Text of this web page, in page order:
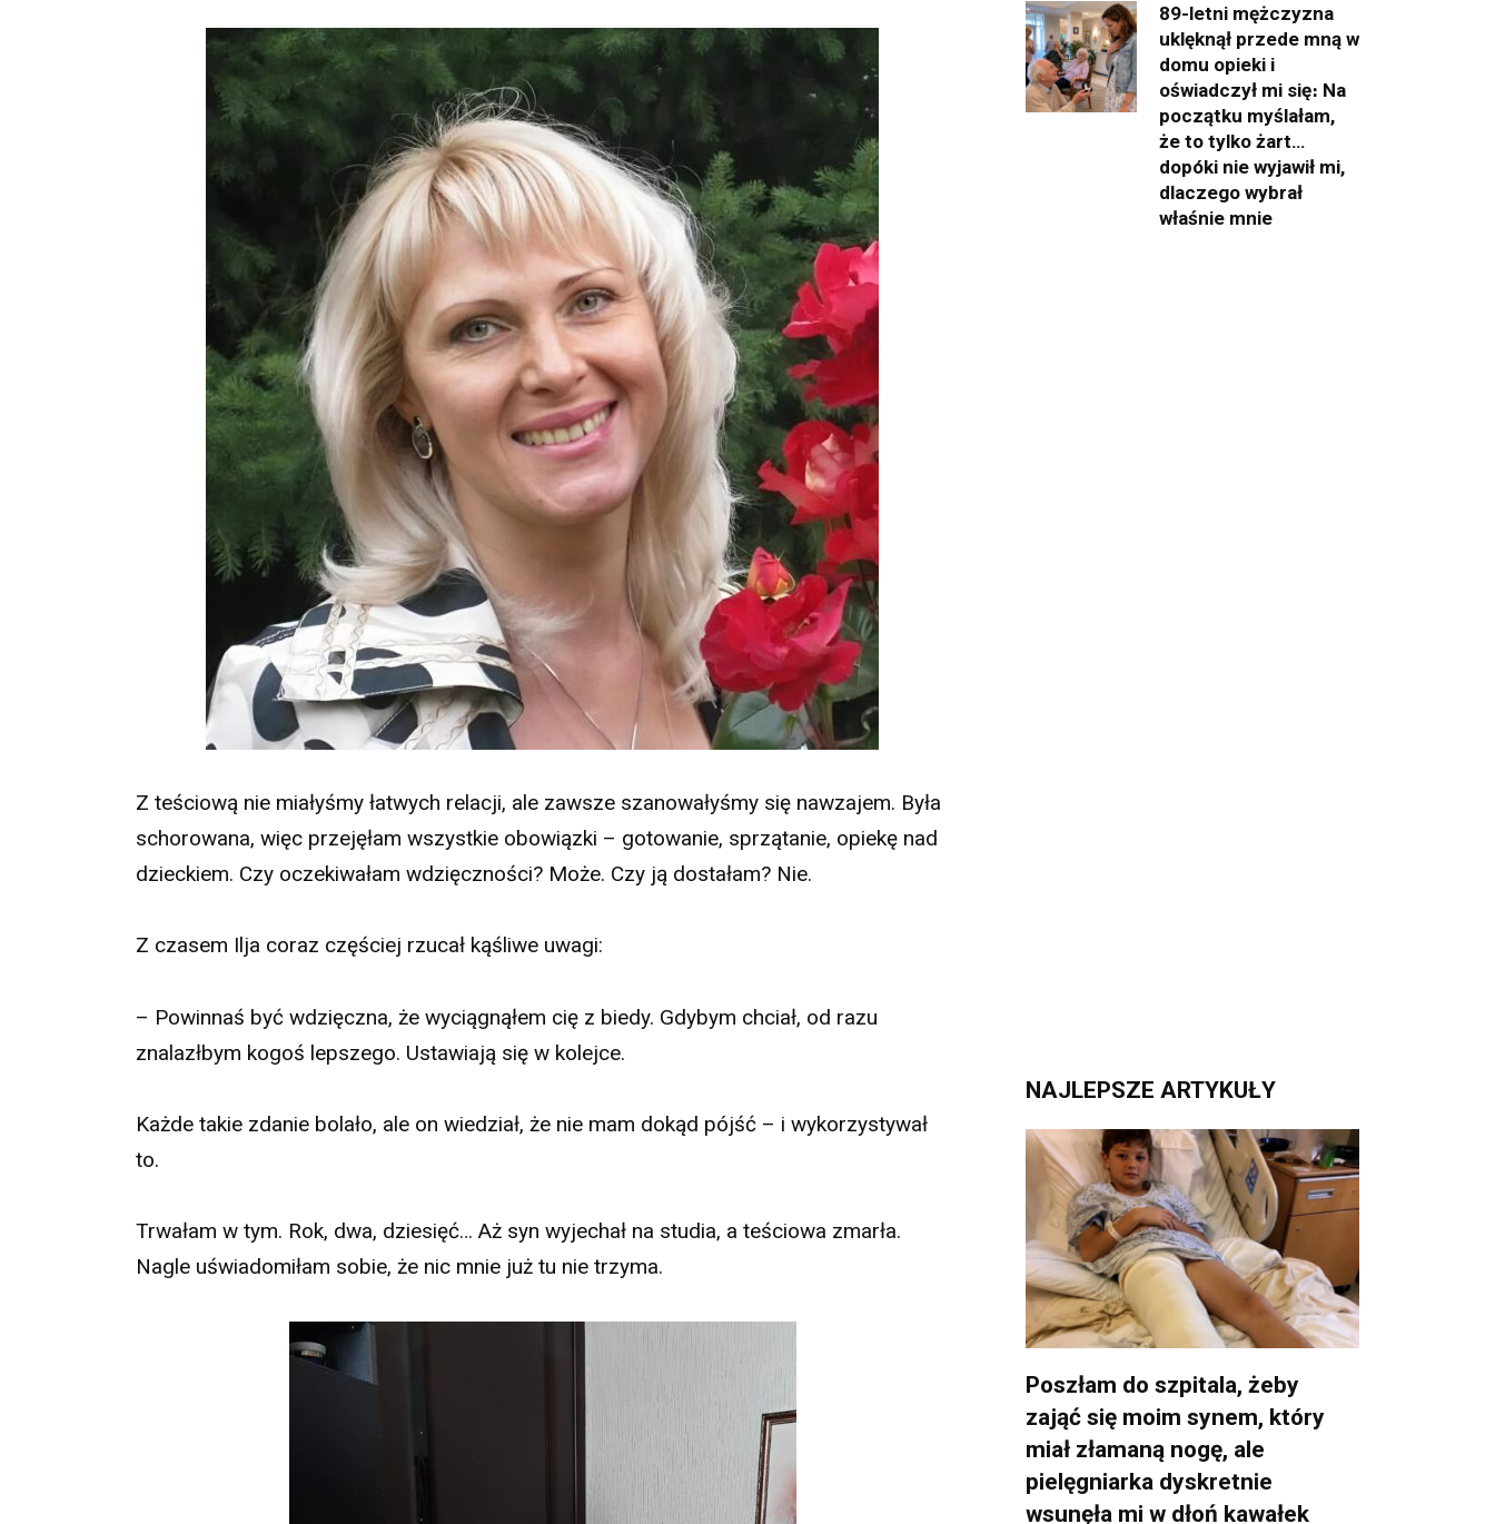
Z teściową nie miałyśmy łatwych relacji, ale zawsze szanowałyśmy się nawzajem. Była
schorowana, więc przejęłam wszystkie obowiązki – gotowanie, sprzątanie, opiekę nad
dzieckiem. Czy oczekiwałam wdzięczności? Może. Czy ją dostałam? Nie.
Z czasem Ilja coraz częściej rzucał kąśliwe uwagi:
– Powinnaś być wdzięczna, że wyciągnąłem cię z biedy. Gdybym chciał, od razu
znalazłbym kogoś lepszego. Ustawiają się w kolejce.
Każde takie zdanie bolało, ale on wiedział, że nie mam dokąd pójść – i wykorzystywał
to.
Trwałam w tym. Rok, dwa, dziesięć… Aż syn wyjechał na studia, a teściowa zmarła.
Nagle uświadomiłam sobie, że nic mnie już tu nie trzyma.
89-letni mężczyzna
uklęknął przede mną w
domu opieki i
oświadczył mi się։ Na
początku myślałam,
że to tylko żart…
dopóki nie wyjawił mi,
dlaczego wybrał
właśnie mnie
NAJLEPSZE ARTYKUŁY
Poszłam do szpitala, żeby
zająć się moim synem, który
miał złamaną nogę, ale
pielęgniarka dyskretnie
wsunęła mi w dłoń kawałek